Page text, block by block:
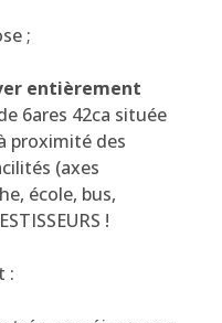
;
entièrement
6ares 42ca située
proximité des
(axes
école, bus,
!
: